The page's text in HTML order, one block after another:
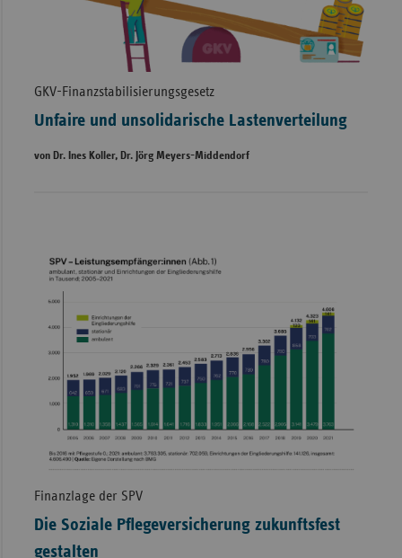
GKV-Finanzstabilisierungsgesetz
Unfaire und unsolidarische Lastenverteilung
von Dr. Ines Koller, Dr. Jörg Meyers-Middendorf
Finanzlage der SPV
Die Soziale Pflegeversicherung zukunftsfest
gestalten